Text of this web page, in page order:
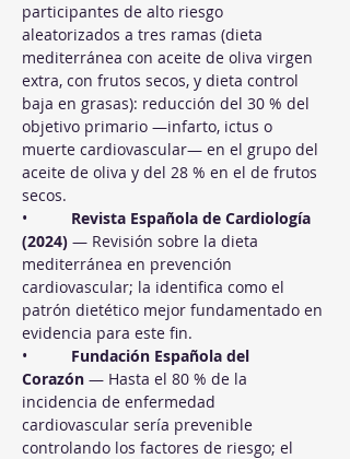
participantes de alto riesgo
aleatorizados a tres ramas (dieta
mediterránea con aceite de oliva virgen
extra, con frutos secos, y dieta control
baja en grasas): reducción del 30 % del
objetivo primario —infarto, ictus o
muerte cardiovascular— en el grupo del
aceite de oliva y del 28 % en el de frutos
secos.
• Revista Española de Cardiología
(2024) — Revisión sobre la dieta
mediterránea en prevención
cardiovascular; la identifica como el
patrón dietético mejor fundamentado en
evidencia para este fin.
• Fundación Española del
Corazón — Hasta el 80 % de la
incidencia de enfermedad
cardiovascular sería prevenible
controlando los factores de riesgo; el